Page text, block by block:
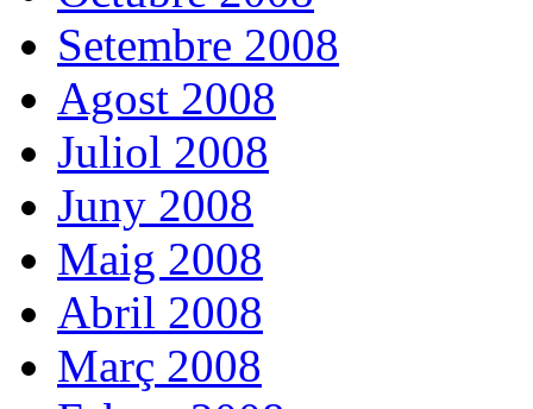
Setembre 2008
Agost 2008
Juliol 2008
Juny 2008
Maig 2008
Abril 2008
Març 2008